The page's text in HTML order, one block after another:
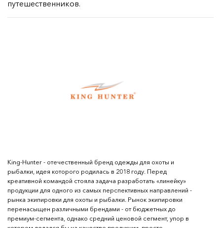
путешественников.
King-Hunter - отечественный бренд одежды для охоты и
рыбалки, идея которого родилась в 2018 году. Перед
креативной командой стояла задача разработать «линейку»
продукции для одного из самых перспективных направлений -
рынка экипировки для охоты и рыбалки. Рынок экипировки
перенасыщен различными брендами - от бюджетных до
премиум-сегмента, однако средний ценовой сегмент, упор в